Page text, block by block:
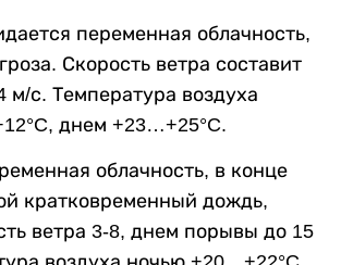
переменная облачность,
Скорость ветра составит
м/с. Температура воздуха
днем +23…+25°C.
облачность, в конце
кратковременный дождь,
ветра 3-8, днем порывы до 15